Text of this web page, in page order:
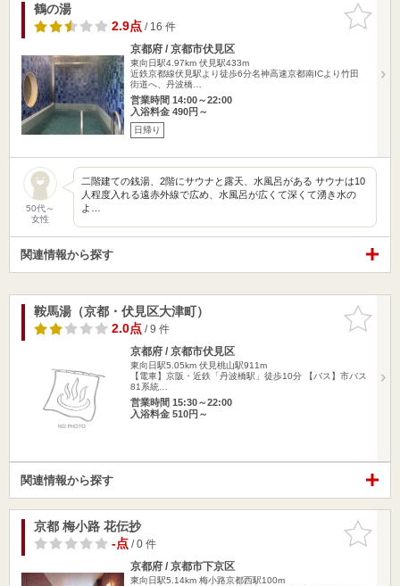
お気に入
りに追加
鶴の湯
2.9点/ 16 件
京都府 / 京都市伏見区
東向日駅4.97km 伏見駅433m
近鉄京都線伏見駅より徒歩6分名神高速京都南ICより竹田
街道へ、丹波橋…
営業時間 14:00～22:00
入浴料金 490円～
日帰り
50代～
女性
二階建ての銭湯、2階にサウナと露天、水風呂がある サウナは10
人程度入れる遠赤外線で広め、水風呂が広くて深くて湧き水の
よ…
関連情報から探す
お気に入
りに追加
鞍馬湯（京都・伏見区大津町）
2.0点/ 9 件
京都府 / 京都市伏見区
東向日駅5.05km 伏見桃山駅911m
【電車】京阪・近鉄「丹波橋駅」徒歩10分 【バス】市バス
81系統…
営業時間 15:30～22:00
入浴料金 510円～
関連情報から探す
お気に入
りに追加
京都 梅小路 花伝抄
-点/ 0 件
京都府 / 京都市下京区
東向日駅5.14km 梅小路京都西駅100m